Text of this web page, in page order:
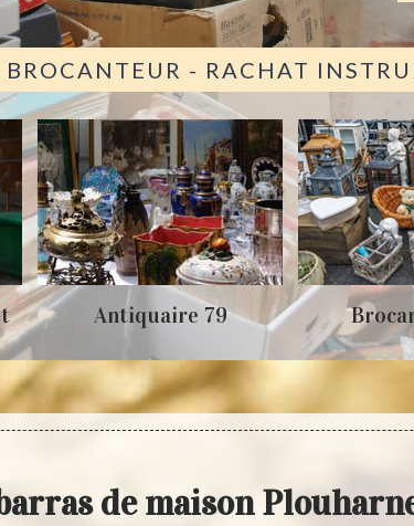
- RACHAT
Antiquaire 79
de maison